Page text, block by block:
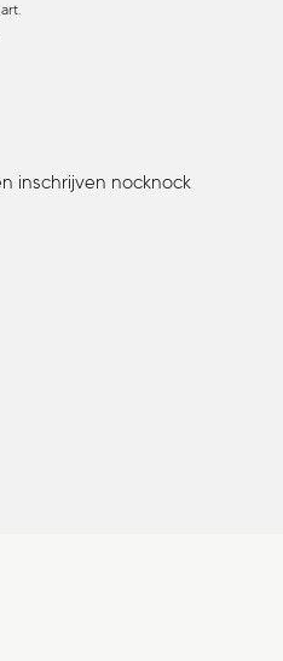
inschrijven nocknock